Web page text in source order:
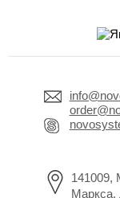
141009,
Маркса,